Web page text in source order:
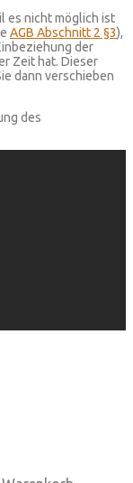
es nicht möglich ist
AGB Abschnitt 2 §3),
der
Zeit hat. Dieser
dann verschieben
des